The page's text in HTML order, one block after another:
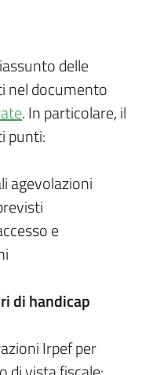
delle
nel documento
. In particolare, il
punti:
agevolazioni
e
di handicap
Irpef per